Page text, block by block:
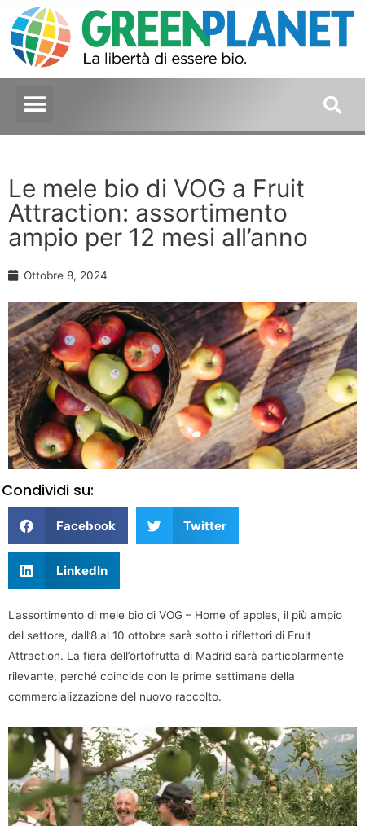
Le mele bio di VOG a Fruit
Attraction: assortimento
ampio per 12 mesi all’anno
Ottobre 8, 2024
Condividi su:
Facebook Twitter
LinkedIn
L’assortimento di mele bio di VOG – Home of apples, il più ampio
del settore, dall’8 al 10 ottobre sarà sotto i riflettori di Fruit
Attraction. La fiera dell’ortofrutta di Madrid sarà particolarmente
rilevante, perché coincide con le prime settimane della
commercializzazione del nuovo raccolto.